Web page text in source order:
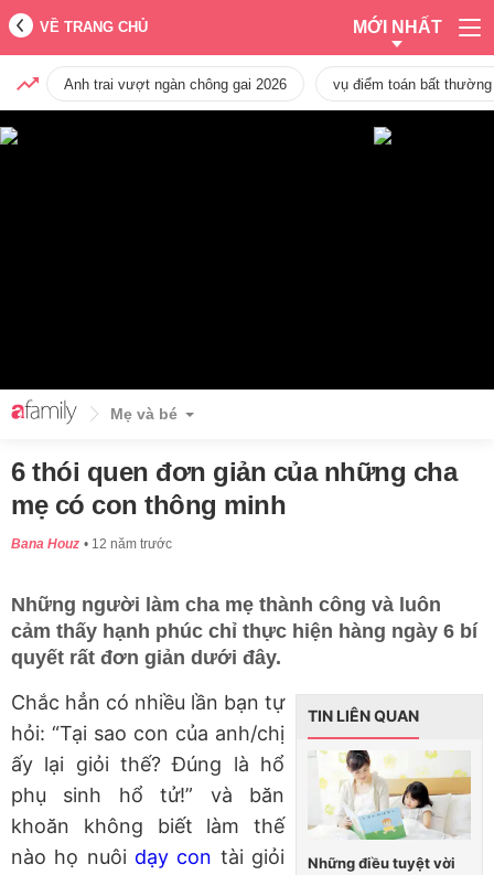
VỀ TRANG CHỦ MỚI NHẤT
Anh trai vượt ngàn chông gai 2026 vụ điểm toán bất
Mẹ và bé
6 thói quen đơn giản của những cha
mẹ có con thông minh
Bana Houz 12 năm trước
Những người làm cha mẹ thành công và luôn
cảm thấy hạnh phúc chỉ thực hiện hàng ngày 6 bí
quyết rất đơn giản dưới đây.
TIN LIÊN QUAN
Những điều tuyệt vời
Chắc hẳn có nhiều lần bạn tự
hỏi: “Tại sao con của anh/chị
ấy lại giỏi thế? Đúng là hổ
phụ sinh hổ tử!” và băn
khoăn không biết làm thế
nào họ nuôi dạy con tài giỏi